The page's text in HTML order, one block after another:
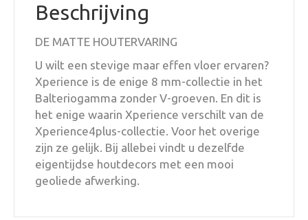
Beschrijving
DE MATTE HOUTERVARING
U wilt een stevige maar effen vloer ervaren?
Xperience is de enige 8 mm-collectie in het
Balteriogamma zonder V-groeven. En dit is
het enige waarin Xperience verschilt van de
Xperience4plus-collectie. Voor het overige
zijn ze gelijk. Bij allebei vindt u dezelfde
eigentijdse houtdecors met een mooi
geoliede afwerking.